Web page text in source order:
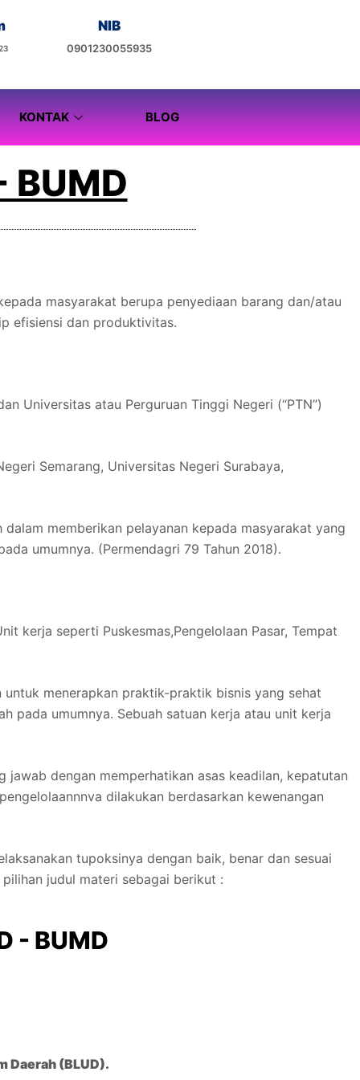
NIB
0901230055935
KONTAK BLOG
BUMD
masyarakat berupa penyediaan barang dan/atau
efisiensi dan produktivitas.
Universitas atau Perguruan Tinggi Negeri (“PTN”)
Semarang, Universitas Negeri Surabaya,
memberikan pelayanan kepada masyarakat yang
umumnya. (Permendagri 79 Tahun 2018).
kerja seperti Puskesmas,Pengelolaan Pasar, Tempat
menerapkan praktik-praktik bisnis yang sehat
pada umumnya. Sebuah satuan kerja atau unit kerja
dengan memperhatikan asas keadilan, kepatutan
dilakukan berdasarkan kewenangan
tupoksinya dengan baik, benar dan sesuai
judul materi sebagai berikut :
- BUMD
Daerah (BLUD).